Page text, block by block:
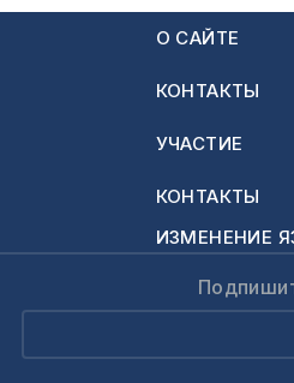
О САЙТЕ
КОНТАКТЫ
УЧАСТИЕ
КОНТАКТЫ
ИЗМЕНЕНИЕ